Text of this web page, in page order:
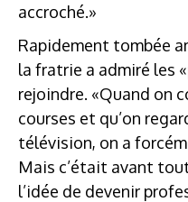
accroché.»
Rapidement tombée
la fratrie a admiré les
rejoindre. «Quand on
courses et qu’on
télévision, on a
Mais c’était avant
l’idée de devenir